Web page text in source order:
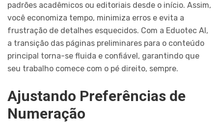
padrões acadêmicos ou editoriais desde o início. Assim,
você economiza tempo, minimiza erros e evita a
frustração de detalhes esquecidos. Com a Eduotec AI,
a transição das páginas preliminares para o conteúdo
principal torna-se fluida e confiável, garantindo que
seu trabalho comece com o pé direito, sempre.
Ajustando Preferências de
Numeração